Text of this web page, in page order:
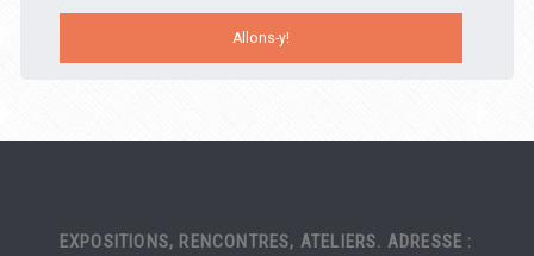
EXPOSITIONS, RENCONTRES, ATELIERS. ADRESSE :